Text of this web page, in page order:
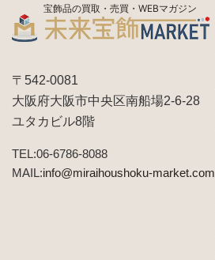
宝飾品の買取・売買・WEBマガジン
〒542-0081
大阪府大阪市中央区南船場2-6-28
ユタカビル8階
TEL:06-6786-8088
MAIL:info@miraihoushoku-market.com